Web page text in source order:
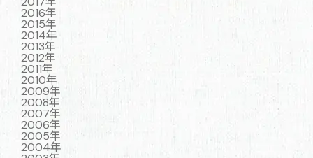
2016年
2015年
2014年
2013年
2012年
2011年
2010年
2009年
2008年
2007年
2006年
2005年
2004年